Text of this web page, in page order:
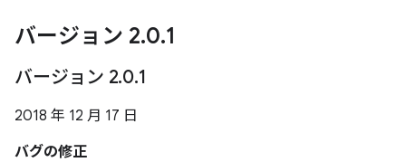
バージョン 2.0.1
バージョン 2.0.1
2018 年 12 月 17 日
バグの修正